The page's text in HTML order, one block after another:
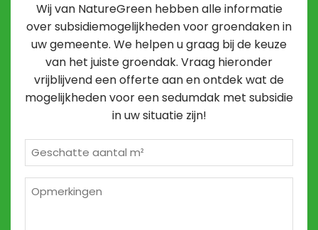
Wij van NatureGreen hebben alle informatie
over subsidiemogelijkheden voor groendaken in
uw gemeente. We helpen u graag bij de keuze
van het juiste groendak. Vraag hieronder
vrijblijvend een offerte aan en ontdek wat de
mogelijkheden voor een sedumdak met subsidie
in uw situatie zijn!
m²